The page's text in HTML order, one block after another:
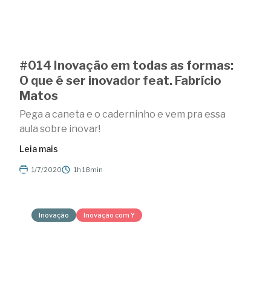
#014 Inovação em todas as formas:
O que é ser inovador feat. Fabrício
Matos
Pega a caneta e o caderninho e vem pra essa
aula sobre inovar!
Leia mais
1/7/2020 1h 18min
Inovação Inovação com Y